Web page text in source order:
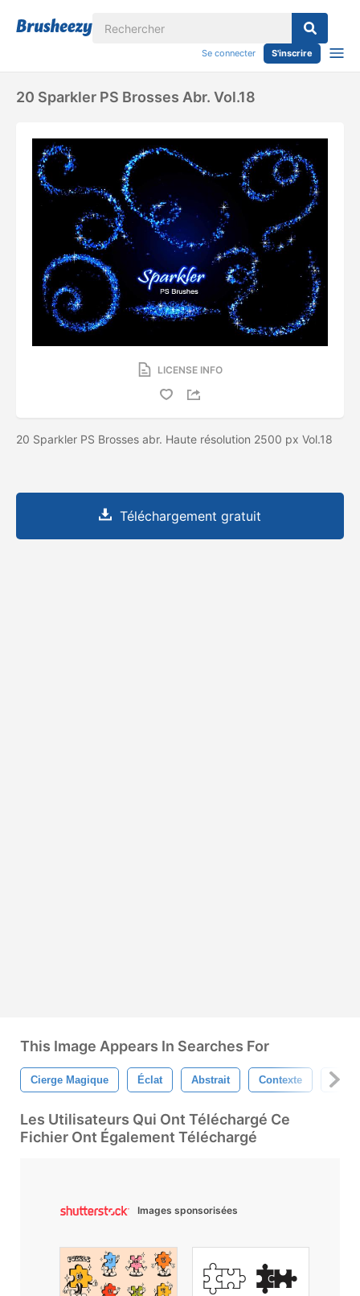
Se connecter S'inscrire
20 Sparkler PS Brosses Abr. Vol.18
LICENSE INFO
20 Sparkler PS Brosses abr. Haute résolution 2500 px Vol.18
Téléchargement gratuit
This Image Appears In Searches For
Cierge Magique Éclat Abstrait Contexte Bleu
Les Utilisateurs Qui Ont Téléchargé Ce
Fichier Ont Également Téléchargé
Images sponsorisées